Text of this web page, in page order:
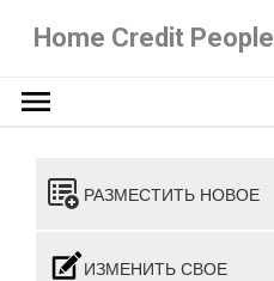
Home Credit People
РАЗМЕСТИТЬ НОВОЕ
ИЗМЕНИТЬ СВОЕ